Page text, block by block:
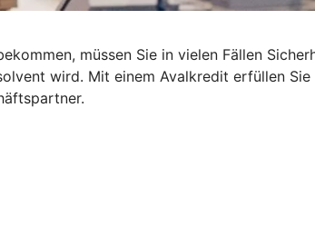
müssen Sie in vielen Fällen
wird. Mit einem Avalkredit erfüllen